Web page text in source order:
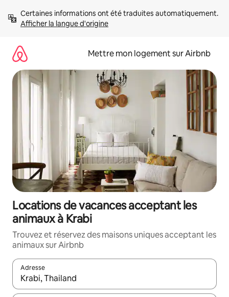
directement
Afficher la langue d'origine
Mettre mon logement sur Airbnb
Locations de vacances acceptant les
animaux à Krabi
Trouvez et réservez des maisons uniques acceptant les
animaux sur Airbnb
Adresse
Lorsque les résultats s'affichent, utilisez les flèches vers le